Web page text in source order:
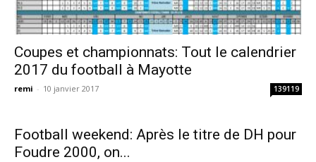
Coupes et championnats: Tout le calendrier
2017 du football à Mayotte
remi - 10 janvier 2017 139119
Football weekend: Après le titre de DH pour
Foudre 2000, on...